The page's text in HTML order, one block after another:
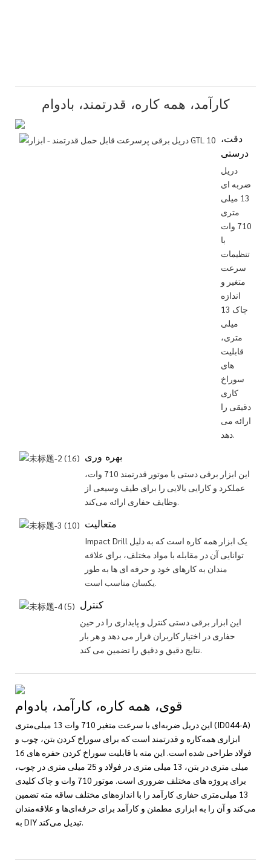
کارآمد، همه کاره، قدرتمند، بادوام
دقت،
درستی
دریل
ضربه ای
13 میلی
متری
710 وات
با
تنظیمات
سرعت
متغیر و
اندازه
چاک 13
میلی
متری،
قابلیت
های
سوراخ
کاری
دقیقی را
ارائه می
دهد.
بهره وری
این ابزار برقی دستی با موتور قدرتمند 710 وات،
عملکرد و کارایی بالایی را برای طیف وسیعی از
وظایف حفاری ارائه می‌کند.
متعالیت
Impact Drill یک ابزار همه کاره است که به دلیل
توانایی آن در مقابله با مواد مختلف، برای علاقه
مندان به کارهای خود و حرفه ای ها به طور
یکسان مناسب است.
کنترل
این ابزار برقی دستی کنترل و پایداری را در حین
حفاری در اختیار کاربران قرار می دهد و هر بار
نتایج دقیق و دقیق را تضمین می کند.
قوی، همه کاره، کارآمد، بادوام
این دریل ضربه‌ای با سرعت متغیر 710 وات 13 میلی‌متری (ID044-A)
ابزاری همه‌کاره و قدرتمند است که برای سوراخ کردن بتن، چوب و
فولاد طراحی شده است. این مته با قابلیت سوراخ کردن حفره های 16
میلی متری در بتن، 13 میلی متری در فولاد و 25 میلی متری در چوب،
برای پروژه های مختلف ضروری است. موتور 710 وات و چاک کلیدی
13 میلی‌متری حفاری کارآمد را با اندازه‌های مختلف ساقه مته تضمین
می‌کند و آن را به ابزاری مطمئن و کارآمد برای حرفه‌ای‌ها و علاقه‌مندان
به DIY تبدیل می‌کند.